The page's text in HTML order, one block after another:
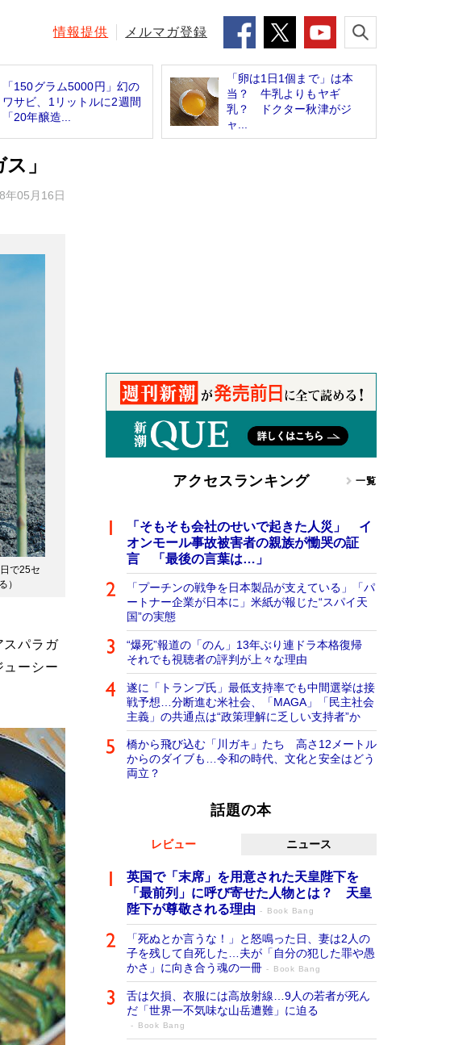
情報提供 メルマガ登録
「150グラム5000円」幻の
ワサビ、1リットルに2週間
「20年醸造...
「卵は1日1個まで」は本
当？ 牛乳よりもヤギ
乳？ ドクター秋津がジ
ャ...
」
年05月16日
で25セ
）
スパラガ
ューシー
アクセスランキング 一覧
「そもそも会社のせいで起きた人災」 イ
オンモール事故被害者の親族が慟哭の証
言 「最後の言葉は…」
「プーチンの戦争を日本製品が支えている」「パ
ートナー企業が日本に」米紙が報じた“スパイ天
国”の実態
“爆死”報道の「のん」13年ぶり連ドラ本格復帰
それでも視聴者の評判が上々な理由
遂に「トランプ氏」最低支持率でも中間選挙は接
戦予想…分断進む米社会、「MAGA」「民主社会
主義」の共通点は“政策理解に乏しい支持者”か
橋から飛び込む「川ガキ」たち 高さ12メートル
からのダイブも…令和の時代、文化と安全はどう
両立？
話題の本
レビュー ニュース
英国で「末席」を用意された天皇陛下を
「最前列」に呼び寄せた人物とは？ 天皇
陛下が尊敬される理由
Book Bang
「死ぬとか言うな！」と怒鳴った日、妻は2人の
子を残して自死した…夫が「自分の犯した罪や愚
かさ」に向き合う魂の一冊
Book Bang
舌は欠損、衣服には高放射線…9人の若者が死ん
だ「世界一不気味な山岳遭難」に迫る
Book Bang